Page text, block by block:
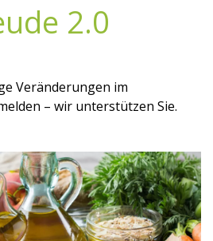
2.0
Veränderungen im
– wir unterstützen Sie.